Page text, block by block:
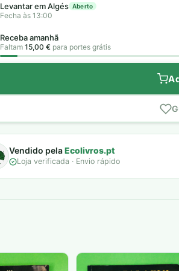
Levantar em Algés Aberto
Fecha às 13:00
Receba amanhã
Faltam 15,00 € para portes grátis
Vendido pelaEcolivros.pt
Loja verificada · Envio rápido